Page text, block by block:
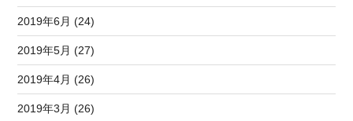
2019年6月 (24)
2019年5月 (27)
2019年4月 (26)
2019年3月 (26)